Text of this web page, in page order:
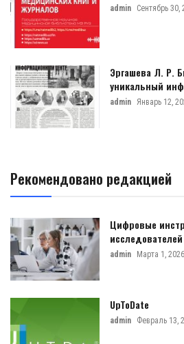
admin Сентябрь 30,
Эргашева Л. Р.
уникальный
admin Январь 12,
Рекомендовано редакцией
Цифровые
исследователей
admin Марта 1, 2026
UpToDate
admin Февраль 13,